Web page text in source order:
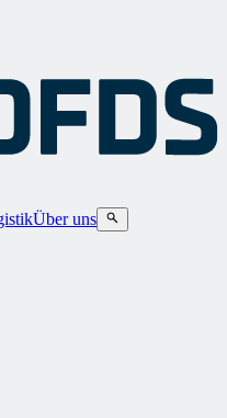
Über uns